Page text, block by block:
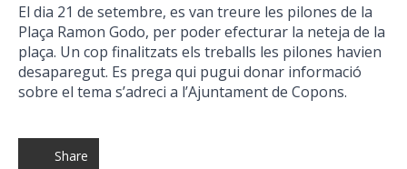
El dia 21 de setembre, es van treure les pilones de la
Plaça Ramon Godo, per poder efecturar la neteja de la
plaça. Un cop finalitzats els treballs les pilones havien
desaparegut. Es prega qui pugui donar informació
sobre el tema s’adreci a l’Ajuntament de Copons.
Share